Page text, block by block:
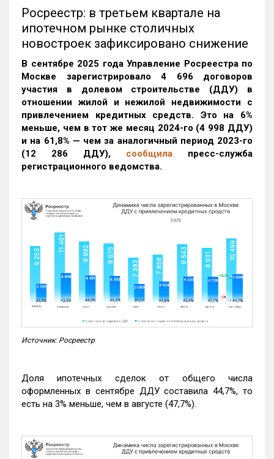
Росреестр: в третьем квартале на
ипотечном рынке столичных
новостроек зафиксировано снижение
В сентябре 2025 года Управление Росреестра по
Москве зарегистрировало 4 696 договоров
участия в долевом строительстве (ДДУ) в
отношении жилой и нежилой недвижимости с
привлечением кредитных средств. Это на 6%
меньше, чем в тот же месяц 2024-го (4 998 ДДУ)
и на 61,8% — чем за аналогичный период 2023-го
(12 286 ДДУ), сообщила пресс-служба
регистрационного ведомства.
Источник: Росреестр
Доля ипотечных сделок от общего числа
оформленных в сентябре ДДУ составила 44,7%, то
есть на 3% меньше, чем в августе (47,7%).